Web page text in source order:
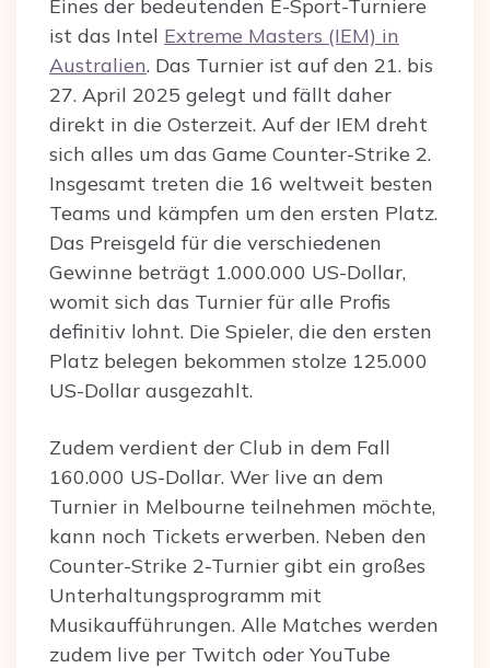
Eines der bedeutenden E-Sport-Turniere
ist das Intel Extreme Masters (IEM) in
Australien. Das Turnier ist auf den 21. bis
27. April 2025 gelegt und fällt daher
direkt in die Osterzeit. Auf der IEM dreht
sich alles um das Game Counter-Strike 2.
Insgesamt treten die 16 weltweit besten
Teams und kämpfen um den ersten Platz.
Das Preisgeld für die verschiedenen
Gewinne beträgt 1.000.000 US-Dollar,
womit sich das Turnier für alle Profis
definitiv lohnt. Die Spieler, die den ersten
Platz belegen bekommen stolze 125.000
US-Dollar ausgezahlt.
Zudem verdient der Club in dem Fall
160.000 US-Dollar. Wer live an dem
Turnier in Melbourne teilnehmen möchte,
kann noch Tickets erwerben. Neben den
Counter-Strike 2-Turnier gibt ein großes
Unterhaltungsprogramm mit
Musikaufführungen. Alle Matches werden
zudem live per Twitch oder YouTube